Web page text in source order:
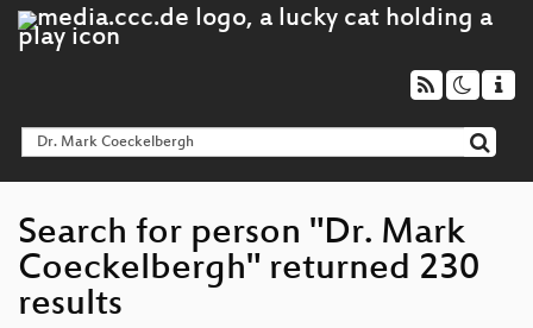
Search for person "Dr. Mark
Coeckelbergh" returned 230
results